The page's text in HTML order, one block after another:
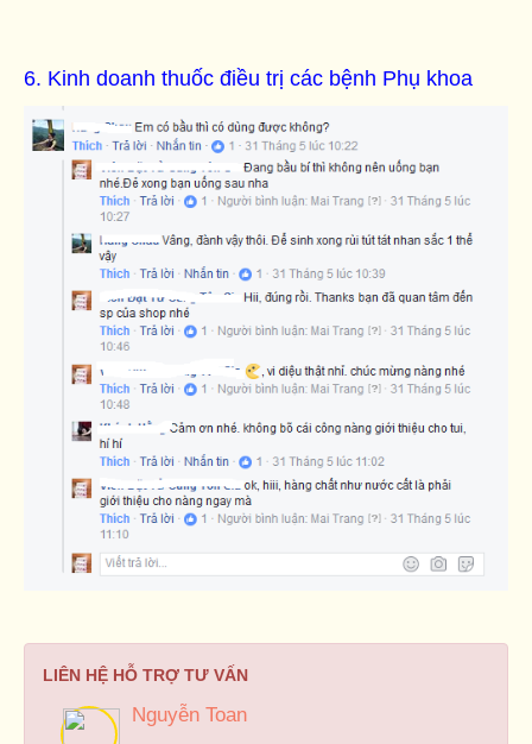
6. Kinh doanh thuốc điều trị các bệnh Phụ khoa
LIÊN HỆ HỖ TRỢ TƯ VẤN
Nguyễn Toan